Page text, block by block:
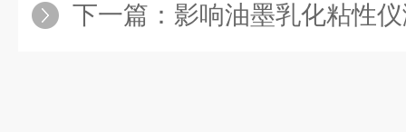
下一篇： 影响油墨乳化粘性